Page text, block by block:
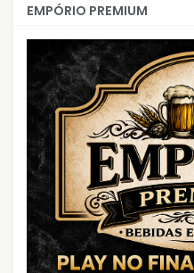
EMPÓRIO PREMIUM